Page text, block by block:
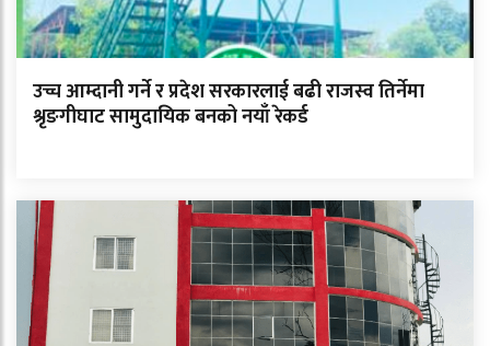
उच्च आम्दानी गर्ने र प्रदेश सरकारलाई बढी राजस्व तिर्नेमा
श्रृङगीघाट सामुदायिक बनको नयाँ रेकर्ड